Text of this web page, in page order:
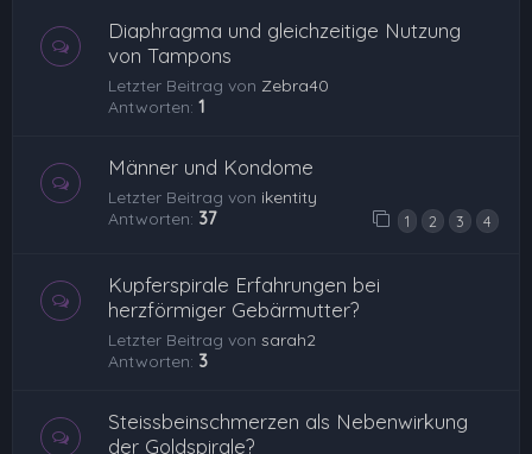
Diaphragma und gleichzeitige Nutzung
von Tampons
Letzter Beitrag von Zebra40
Antworten: 1
Männer und Kondome
Letzter Beitrag von ikentity
Antworten: 37 1 2 3 4
Kupferspirale Erfahrungen bei
herzförmiger Gebärmutter?
Letzter Beitrag von sarah2
Antworten: 3
Steissbeinschmerzen als Nebenwirkung
der Goldspirale?